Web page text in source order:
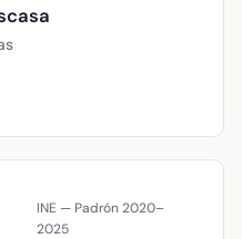
INE — Padrón 2020–
2025